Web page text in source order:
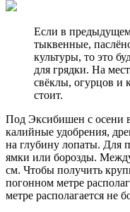
Если в предыдущем
тыквенные,
культуры, то это
для грядки. На
свёклы, огурцов и
стоит.
Под Эксибишен с осени
калийные удобрения,
на глубину лопаты. Для
ямки или борозды.
см. Чтобы получить
погонном метре
метре располагается не